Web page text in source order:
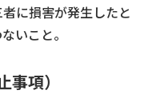
に損害が発生したと
いこと。
項）